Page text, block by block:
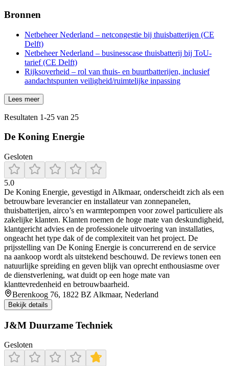
Bronnen
Netbeheer Nederland – netcongestie bij thuisbatterijen (CE
Delft)
Netbeheer Nederland – businesscase thuisbatterij bij ToU-
tarief (CE Delft)
Rijksoverheid – rol van thuis- en buurtbatterijen, inclusief
aandachtspunten veiligheid/ruimtelijke inpassing
Lees meer
Resultaten 1-25 van 25
De Koning Energie
Gesloten
5.0
De Koning Energie, gevestigd in Alkmaar, onderscheidt zich als een
betrouwbare leverancier en installateur van zonnepanelen,
thuisbatterijen, airco’s en warmtepompen voor zowel particuliere als
zakelijke klanten. Klanten roemen de hoge mate van deskundigheid,
klantgericht advies en de professionele uitvoering van installaties,
ongeacht het type dak of de complexiteit van het project. De
prijsstelling van De Koning Energie is concurrerend en de service
na aankoop wordt als uitstekend beschouwd. De reviews tonen een
natuurlijke spreiding en geven blijk van oprecht enthousiasme over
de dienstverlening, wat duidt op een hoge mate van
klanttevredenheid en betrouwbaarheid.
Berenkoog 76, 1822 BZ Alkmaar, Nederland
Bekijk details
J&M Duurzame Techniek
Gesloten